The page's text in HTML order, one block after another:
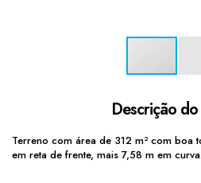
Descrição
Terreno com área de 312 m² com
em reta de frente, mais 7,58 m em curva.